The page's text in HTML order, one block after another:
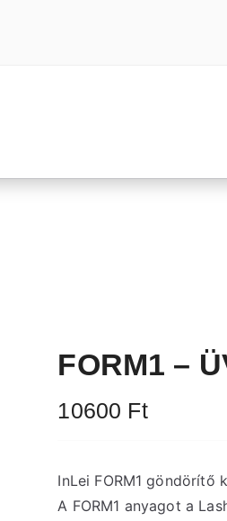
FORM1 –
10600 Ft
InLei FORM1 göndörítő
A FORM1 anyagot a